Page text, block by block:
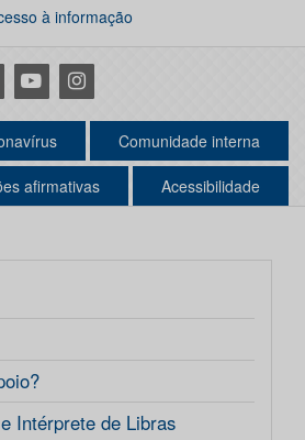
à informação
YoutubeInstagram
Comunidade interna
afirmativas Acessibilidade
Intérprete de Libras